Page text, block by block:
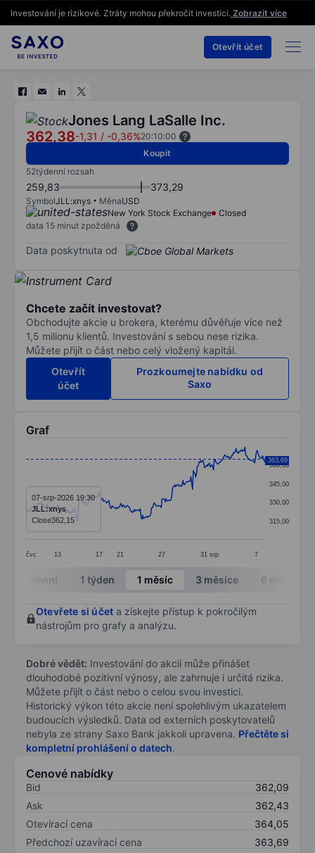
Investování je rizikové. Ztráty mohou překročit investici. Zobrazit více
Otevřít účet
Jones Lang LaSalle Inc.
362,38-1,31 / -0,36%20:10:00
Koupit
52týdenní rozsah
259,83 373,29
SymbolJLL:xnys MěnaUSD
New York Stock Exchange
Closed
data 15 minut zpožděná
Data poskytnuta od
Chcete začít investovat?
Obchodujte akcie u brokera, kterému důvěřuje více než
1,5 milionu klientů. Investování s sebou nese rizika.
Můžete přijít o část nebo celý vložený kapitál.
Otevřít
účet
Prozkoumejte nabídku od
Saxo
Graf
Line chart with 299 data points.
The chart has 1 X axis displaying categories.
The chart has 1 Y axis displaying values. Data ranges
čvc 13 17 21 27 31 srp 7
315,00
330,00
345,00
360,00
363,69
07-srp-2026 19:30
JLL:xnys
Close362,15
End of interactive chart.
Intradenní 1 týden 1 měsíc 3 měsíce 6 měsíců
Otevřete si účet a získejte přístup k pokročilým
nástrojům pro grafy a analýzu.
Dobré vědět: Investování do akcií může přinášet
dlouhodobé pozitivní výnosy, ale zahrnuje i určitá rizika.
Můžete přijít o část nebo o celou svou investici.
Historický výkon této akcie není spolehlivým ukazatelem
budoucích výsledků. Data od externích poskytovatelů
nebyla ze strany Saxo Bank jakkoli upravena. Přečtěte si
kompletní prohlášení o datech.
Cenové nabídky
Bid
362,09
Ask
362,43
Otevírací cena
364,05
Předchozí uzavírací cena
363,69